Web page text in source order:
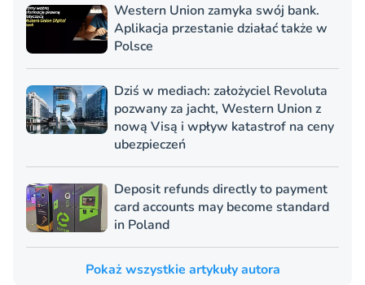
Western Union zamyka swój bank.
Aplikacja przestanie działać także w
Polsce
Dziś w mediach: założyciel Revoluta
pozwany za jacht, Western Union z
nową Visą i wpływ katastrof na ceny
ubezpieczeń
Deposit refunds directly to payment
card accounts may become standard
in Poland
Pokaż wszystkie artykuły autora